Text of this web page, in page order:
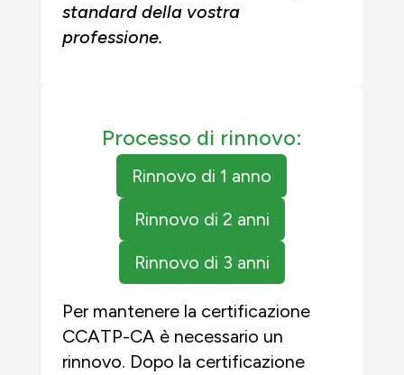
standard della vostra
professione.
Processo di rinnovo:
Rinnovo di 1 anno
Rinnovo di 2 anni
Rinnovo di 3 anni
Per mantenere la certificazione
CCATP-CA è necessario un
rinnovo. Dopo la certificazione